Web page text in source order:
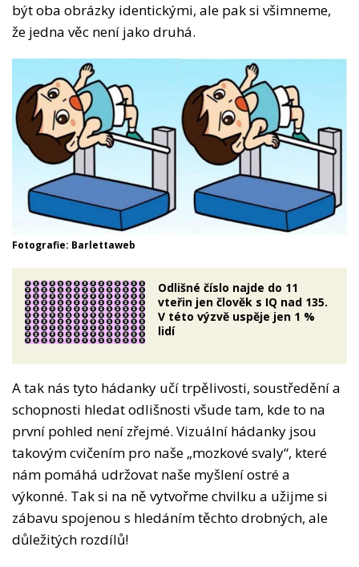
být oba obrázky identickými, ale pak si všimneme,
že jedna věc není jako druhá.
Fotografie: Barlettaweb
Odlišné číslo najde do 11
vteřin jen člověk s IQ nad 135.
V této výzvě uspěje jen 1 %
lidí
A tak nás tyto hádanky učí trpělivosti, soustředění a
schopnosti hledat odlišnosti všude tam, kde to na
první pohled není zřejmé. Vizuální hádanky jsou
takovým cvičením pro naše „mozkové svaly“, které
nám pomáhá udržovat naše myšlení ostré a
výkonné. Tak si na ně vytvořme chvilku a užijme si
zábavu spojenou s hledáním těchto drobných, ale
důležitých rozdílů!